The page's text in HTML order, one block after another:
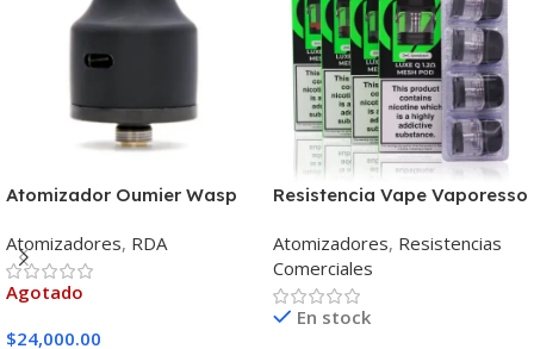
Atomizador Oumier Wasp
Atomizadores, RDA
Agotado
$24,000.00
Resistencia Vape Vaporesso
Atomizadores, Resistencias
Comerciales
En stock